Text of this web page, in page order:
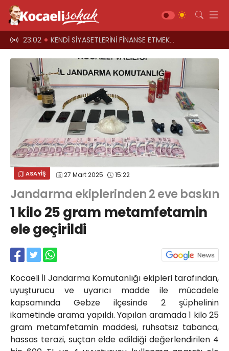
oyun 23:02 KENDİ SİYASETLERİNİ FİNANSE ETMEK İÇİN KOCAELİ'Yİ HARCIYORLAR
ASAYİŞ 27 Mart 2025 15:22
Jandarma ekiplerinden 2 eve baskın
1 kilo 25 gram metamfetamin
ele geçirildi
Kocaeli İl Jandarma Komutanlığı ekipleri tarafından,
uyuşturucu ve uyarıcı madde ile mücadele
kapsamında Gebze ilçesinde 2 şüphelinin
ikametinde arama yapıldı. Yapılan aramada 1 kilo 25
gram metamfetamin maddesi, ruhsatsız tabanca,
hassas terazi, suçtan elde edildiği değerlendirilen 4
Siyaset
Asayiş
Ekonomi
Sağlık
Magazin
Diğer
Teknoloji
Kültür-Sanat
Yahya Kaptan Mahallesi
Akkavaklar Caddesi No:17/4 İzmit-
kocaelisokak@gmail.com